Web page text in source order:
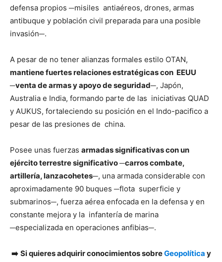
defensa propios ─misiles antiaéreos, drones, armas
antibuque y población civil preparada para una posible
invasión─.
A pesar de no tener alianzas formales estilo OTAN,
mantiene fuertes relaciones estratégicas con EEUU
─venta de armas y apoyo de seguridad─, Japón,
Australia e India, formando parte de las iniciativas QUAD
y AUKUS, fortaleciendo su posición en el Indo-pacifico a
pesar de las presiones de china.
Posee unas fuerzas armadas significativas con un
ejército terrestre significativo ─carros combate,
artillería, lanzacohetes─, una armada considerable con
aproximadamente 90 buques ─flota superficie y
submarinos─, fuerza aérea enfocada en la defensa y en
constante mejora y la infantería de marina
─especializada en operaciones anfibias─.
➡️ Si quieres adquirir conocimientos sobreGeopolítica y